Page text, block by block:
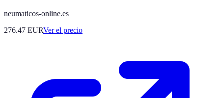
neumaticos-online.es
276.47 EURVer el precio